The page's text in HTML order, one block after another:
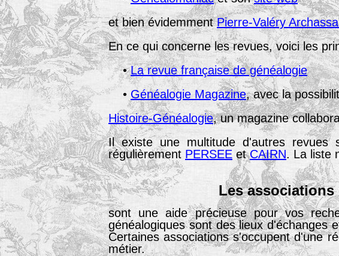
et bien évidemmentPierre-Valéry
En ce qui concerne les revues, voici les
•La revue française de généalogie
• Généalogie Magazine, avec la
Histoire-Généalogie, un magazine
Il existe une multitude d'autres revues
régulièrement PERSEE etCAIRN. La liste
Les
sont une aide précieuse pour vos
généalogiques sont des lieux d'échanges
Certaines associations s'occupent d'une
métier.